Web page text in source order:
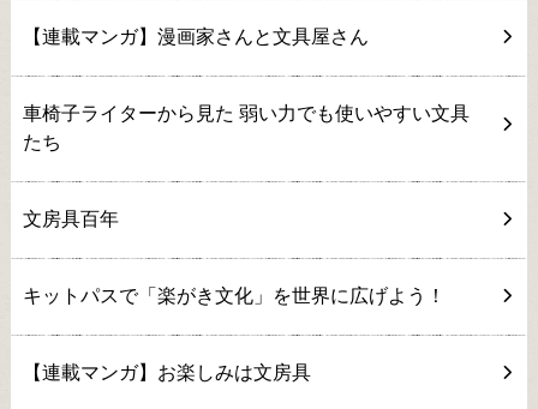
【連載マンガ】漫画家さんと文具屋さん
車椅子ライターから見た 弱い力でも使いやすい文具
たち
文房具百年
キットパスで「楽がき文化」を世界に広げよう！
【連載マンガ】お楽しみは文房具